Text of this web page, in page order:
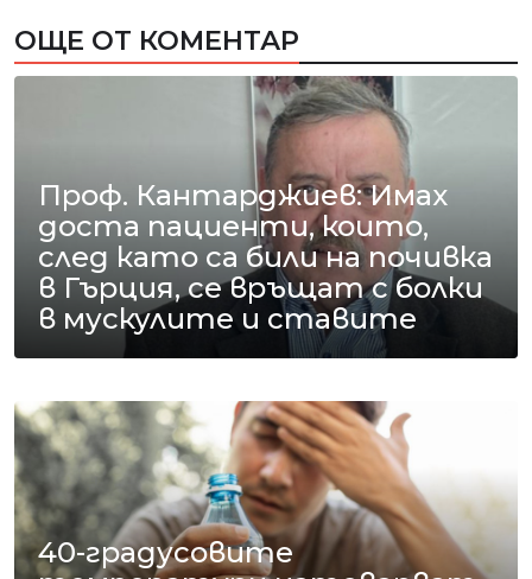
ОЩЕ ОТ КОМЕНТАР
Проф. Кантарджиев: Имах
доста пациенти, които,
след като са били на почивка
в Гърция, се връщат с болки
в мускулите и ставите
40-градусовите